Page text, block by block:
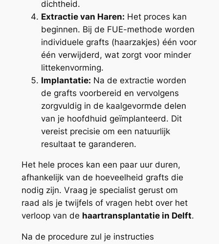
dichtheid.
Extractie van Haren: Het proces kan
beginnen. Bij de FUE-methode worden
individuele grafts (haarzakjes) één voor
één verwijderd, wat zorgt voor minder
littekenvorming.
Implantatie: Na de extractie worden
de grafts voorbereid en vervolgens
zorgvuldig in de kaalgevormde delen
van je hoofdhuid geïmplanteerd. Dit
vereist precisie om een natuurlijk
resultaat te garanderen.
Het hele proces kan een paar uur duren,
afhankelijk van de hoeveelheid grafts die
nodig zijn. Vraag je specialist gerust om
raad als je twijfels of vragen hebt over het
verloop van de haartransplantatie in Delft.
Na de procedure zul je instructies